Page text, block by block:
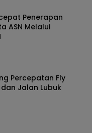
Penerapan
ASN Melalui
Percepatan Fly
Jalan Lubuk